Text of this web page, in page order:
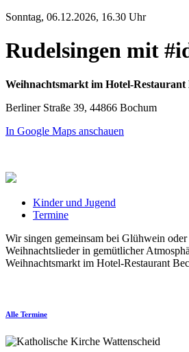
Sonntag, 06.12.2026, 16.30 Uhr
Rudelsingen mit
Weihnachtsmarkt im Hotel-Restaurant
Berliner Straße 39, 44866 Bochum
In Google Maps anschauen
Kinder und Jugend
Termine
Wir singen gemeinsam bei Glühwein
Weihnachtslieder in gemütlicher
Weihnachtsmarkt im Hotel-Restaurant
Alle Termine